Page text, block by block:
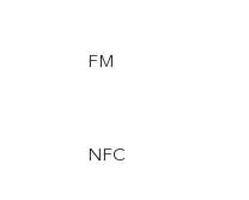
FM
NFC